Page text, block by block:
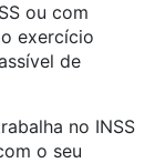
ou com
exercício
de
no INSS
o seu